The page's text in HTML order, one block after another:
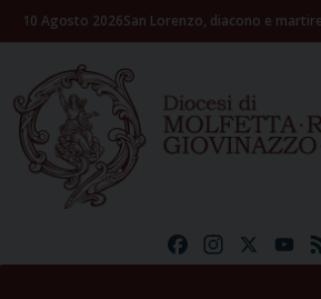
Skip10 Agosto 2026San Lorenzo, diacono e martire
FacebookInstagram